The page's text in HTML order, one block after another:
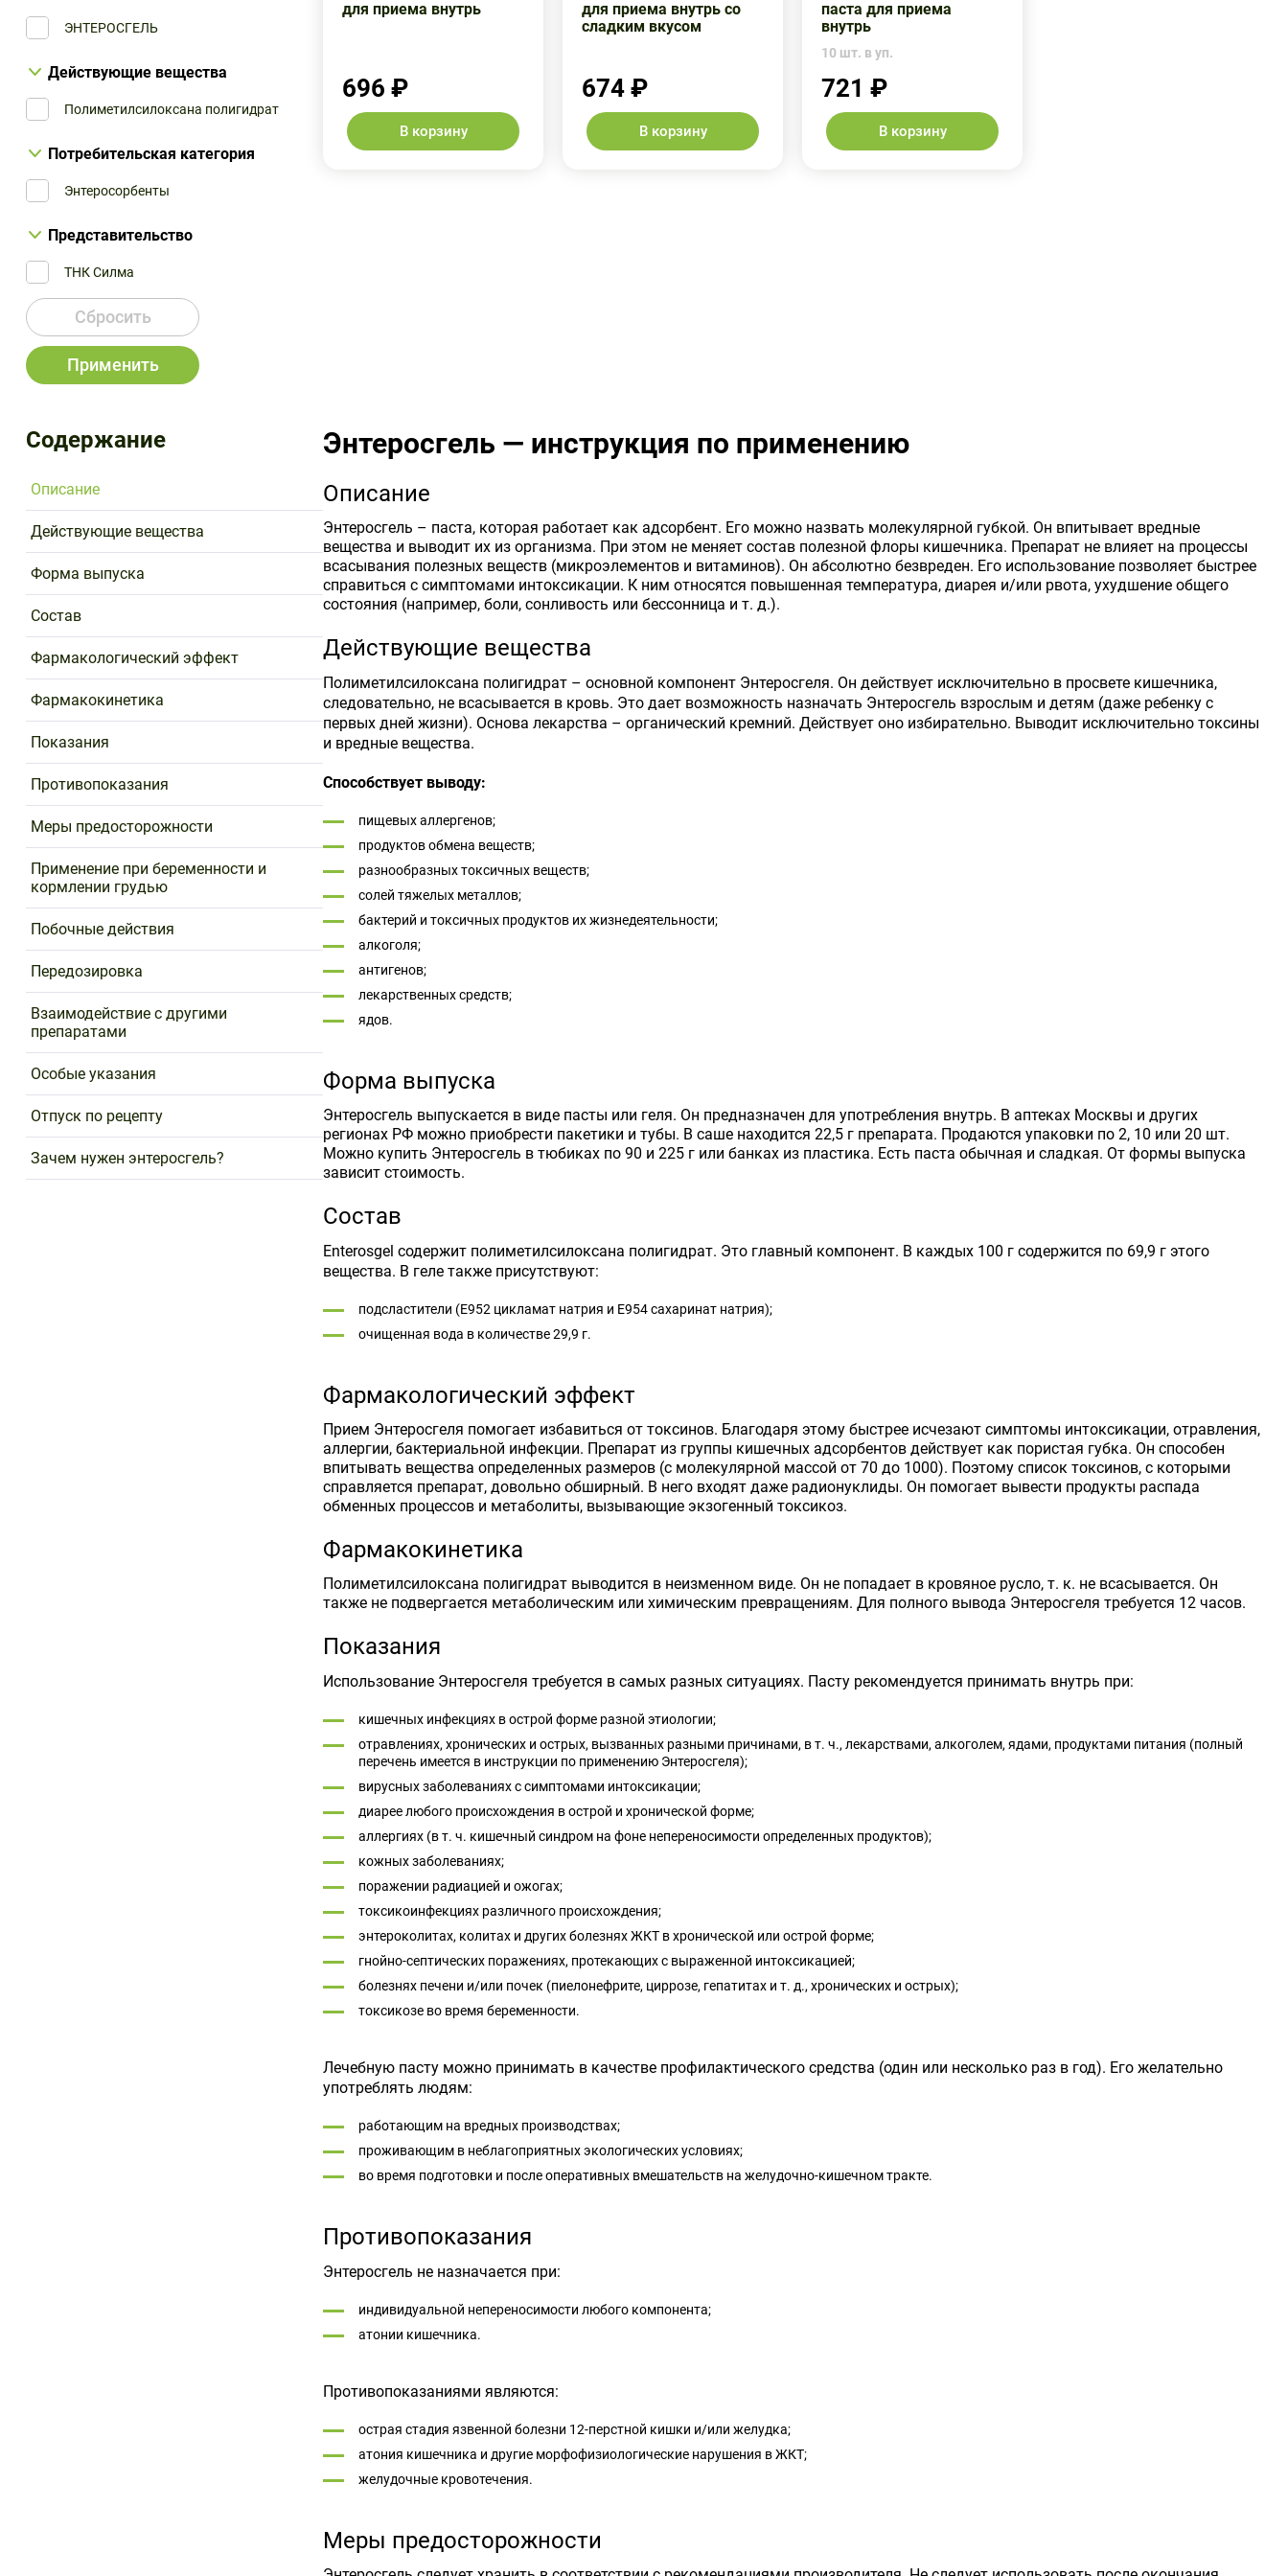
ЭНТЕРОСГЕЛЬ
Действующие вещества
Полиметилсилоксана полигидрат
Потребительская категория
Энтеросорбенты
Представительство
ТНК Силма
Сбросить
Применить
для приема внутрь
696 ₽
В корзину
для приема внутрь со
сладким вкусом
674 ₽
В корзину
паста для приема
внутрь
10 шт. в уп.
721 ₽
В корзину
Содержание
Описание
Действующие вещества
Форма выпуска
Состав
Фармакологический эффект
Фармакокинетика
Показания
Противопоказания
Меры предосторожности
Применение при беременности и
кормлении грудью
Побочные действия
Передозировка
Взаимодействие с другими
препаратами
Особые указания
Отпуск по рецепту
Зачем нужен энтеросгель?
Энтеросгель — инструкция по применению
Описание
Энтеросгель – паста, которая работает как адсорбент. Его можно назвать молекулярной губкой. Он впитывает вредные
вещества и выводит их из организма. При этом не меняет состав полезной флоры кишечника. Препарат не влияет на процессы
всасывания полезных веществ (микроэлементов и витаминов). Он абсолютно безвреден. Его использование позволяет быстрее
справиться с симптомами интоксикации. К ним относятся повышенная температура, диарея и/или рвота, ухудшение общего
состояния (например, боли, сонливость или бессонница и т. д.).
Действующие вещества
Полиметилсилоксана полигидрат – основной компонент Энтеросгеля. Он действует исключительно в просвете кишечника,
следовательно, не всасывается в кровь. Это дает возможность назначать Энтеросгель взрослым и детям (даже ребенку с
первых дней жизни). Основа лекарства – органический кремний. Действует оно избирательно. Выводит исключительно токсины
и вредные вещества.
Способствует выводу:
пищевых аллергенов;
продуктов обмена веществ;
разнообразных токсичных веществ;
солей тяжелых металлов;
бактерий и токсичных продуктов их жизнедеятельности;
алкоголя;
антигенов;
лекарственных средств;
ядов.
Форма выпуска
Энтеросгель выпускается в виде пасты или геля. Он предназначен для употребления внутрь. В аптеках Москвы и других
регионах РФ можно приобрести пакетики и тубы. В саше находится 22,5 г препарата. Продаются упаковки по 2, 10 или 20 шт.
Можно купить Энтеросгель в тюбиках по 90 и 225 г или банках из пластика. Есть паста обычная и сладкая. От формы выпуска
зависит стоимость.
Состав
Enterosgel содержит полиметилсилоксана полигидрат. Это главный компонент. В каждых 100 г содержится по 69,9 г этого
вещества. В геле также присутствуют:
подсластители (Е952 цикламат натрия и Е954 сахаринат натрия);
очищенная вода в количестве 29,9 г.
Фармакологический эффект
Прием Энтеросгеля помогает избавиться от токсинов. Благодаря этому быстрее исчезают симптомы интоксикации, отравления,
аллергии, бактериальной инфекции. Препарат из группы кишечных адсорбентов действует как пористая губка. Он способен
впитывать вещества определенных размеров (с молекулярной массой от 70 до 1000). Поэтому список токсинов, с которыми
справляется препарат, довольно обширный. В него входят даже радионуклиды. Он помогает вывести продукты распада
обменных процессов и метаболиты, вызывающие экзогенный токсикоз.
Фармакокинетика
Полиметилсилоксана полигидрат выводится в неизменном виде. Он не попадает в кровяное русло, т. к. не всасывается. Он
также не подвергается метаболическим или химическим превращениям. Для полного вывода Энтеросгеля требуется 12 часов.
Показания
Использование Энтеросгеля требуется в самых разных ситуациях. Пасту рекомендуется принимать внутрь при:
кишечных инфекциях в острой форме разной этиологии;
отравлениях, хронических и острых, вызванных разными причинами, в т. ч., лекарствами, алкоголем, ядами, продуктами питания (полный
перечень имеется в инструкции по применению Энтеросгеля);
вирусных заболеваниях с симптомами интоксикации;
диарее любого происхождения в острой и хронической форме;
аллергиях (в т. ч. кишечный синдром на фоне непереносимости определенных продуктов);
кожных заболеваниях;
поражении радиацией и ожогах;
токсикоинфекциях различного происхождения;
энтероколитах, колитах и других болезнях ЖКТ в хронической или острой форме;
гнойно-септических поражениях, протекающих с выраженной интоксикацией;
болезнях печени и/или почек (пиелонефрите, циррозе, гепатитах и т. д., хронических и острых);
токсикозе во время беременности.
Лечебную пасту можно принимать в качестве профилактического средства (один или несколько раз в год). Его желательно
употреблять людям:
работающим на вредных производствах;
проживающим в неблагоприятных экологических условиях;
во время подготовки и после оперативных вмешательств на желудочно-кишечном тракте.
Противопоказания
Энтеросгель не назначается при:
индивидуальной непереносимости любого компонента;
атонии кишечника.
Противопоказаниями являются:
острая стадия язвенной болезни 12-перстной кишки и/или желудка;
атония кишечника и другие морфофизиологические нарушения в ЖКТ;
желудочные кровотечения.
Меры предосторожности